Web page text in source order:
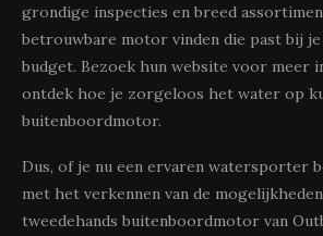
grondige inspecties en breed
betrouwbare motor vinden die past bij
budget. Bezoek hun website voor meer
ontdek hoe je zorgeloos het water op
buitenboordmotor.
Dus, of je nu een ervaren watersporter
met het verkennen van de
tweedehands buitenboordmotor van